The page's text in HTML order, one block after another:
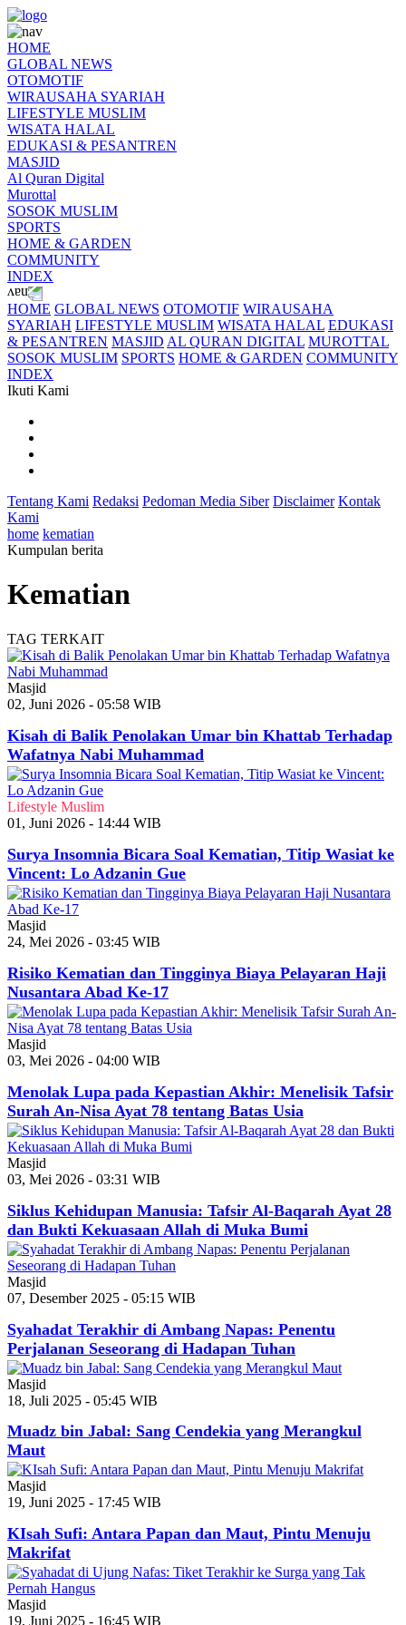
HOME
GLOBAL NEWS
OTOMOTIF
WIRAUSAHA SYARIAH
LIFESTYLE MUSLIM
WISATA HALAL
EDUKASI & PESANTREN
MASJID
Al Quran Digital
Murottal
SOSOK MUSLIM
SPORTS
HOME & GARDEN
COMMUNITY
INDEX
HOME GLOBAL NEWS OTOMOTIF WIRAUSAHA
SYARIAH LIFESTYLE MUSLIM WISATA HALAL EDUKASI
& PESANTREN MASJID AL QURAN DIGITAL MUROTTAL
SOSOK MUSLIM SPORTS HOME & GARDEN COMMUNITY
INDEX
Ikuti Kami
Tentang Kami Redaksi Pedoman Media Siber Disclaimer Kontak
Kami
home kematian
Kumpulan berita
Kematian
TAG TERKAIT
Masjid
02, Juni 2026 - 05:58 WIB
Kisah di Balik Penolakan Umar bin Khattab Terhadap
Wafatnya Nabi Muhammad
Lifestyle Muslim
01, Juni 2026 - 14:44 WIB
Surya Insomnia Bicara Soal Kematian, Titip Wasiat ke
Vincent: Lo Adzanin Gue
Masjid
24, Mei 2026 - 03:45 WIB
Risiko Kematian dan Tingginya Biaya Pelayaran Haji
Nusantara Abad Ke-17
Masjid
03, Mei 2026 - 04:00 WIB
Menolak Lupa pada Kepastian Akhir: Menelisik Tafsir
Surah An-Nisa Ayat 78 tentang Batas Usia
Masjid
03, Mei 2026 - 03:31 WIB
Siklus Kehidupan Manusia: Tafsir Al-Baqarah Ayat 28
dan Bukti Kekuasaan Allah di Muka Bumi
Masjid
07, Desember 2025 - 05:15 WIB
Syahadat Terakhir di Ambang Napas: Penentu
Perjalanan Seseorang di Hadapan Tuhan
Masjid
18, Juli 2025 - 05:45 WIB
Muadz bin Jabal: Sang Cendekia yang Merangkul
Maut
Masjid
19, Juni 2025 - 17:45 WIB
KIsah Sufi: Antara Papan dan Maut, Pintu Menuju
Makrifat
Masjid
19, Juni 2025 - 16:45 WIB